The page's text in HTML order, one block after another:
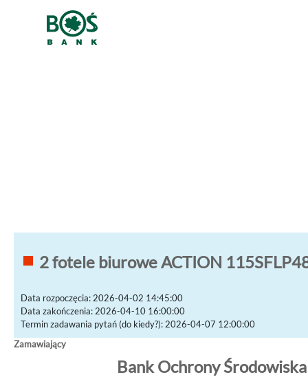
2 fotele biurowe ACTION
Data rozpoczęcia: 2026-04-02 14:45:00
Data zakończenia: 2026-04-10 16:00:00
Termin zadawania pytań (do kiedy?): 2026-04-07 12:00:00
Zamawiający
Bank Ochrony Środowiska